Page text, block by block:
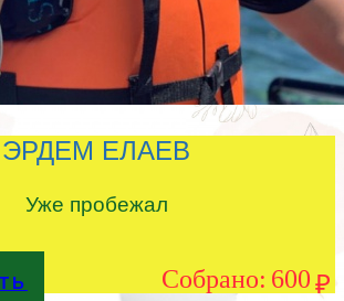
ЭРДЕМ ЕЛАЕВ
Уже пробежал
₽
600
Cобрано: